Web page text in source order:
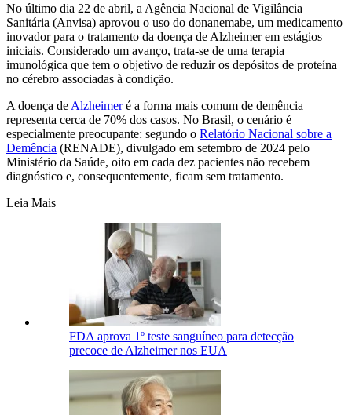
No último dia 22 de abril, a Agência Nacional de Vigilância
Sanitária (Anvisa) aprovou o uso do donanemabe, um medicamento
inovador para o tratamento da doença de Alzheimer em estágios
iniciais. Considerado um avanço, trata-se de uma terapia
imunológica que tem o objetivo de reduzir os depósitos de proteína
no cérebro associadas à condição.
A doença de Alzheimeré a forma mais comum de demência –
representa cerca de 70% dos casos. No Brasil, o cenário é
especialmente preocupante: segundo o Relatório Nacional sobre a
Demência (RENADE), divulgado em setembro de 2024 pelo
Ministério da Saúde, oito em cada dez pacientes não recebem
diagnóstico e, consequentemente, ficam sem tratamento.
Leia Mais
FDA aprova 1º teste sanguíneo para detecção
precoce de Alzheimer nos EUA